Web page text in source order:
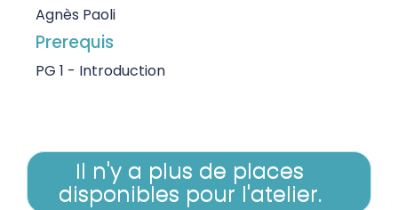
Agnès Paoli
Prerequis
PG 1 - Introduction
Il n'y a plus de places
disponibles pour l'atelier.